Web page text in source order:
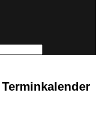
Terminkalender